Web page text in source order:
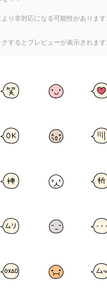
り非対応になる可能性がありま
するとプレビューが表示されます